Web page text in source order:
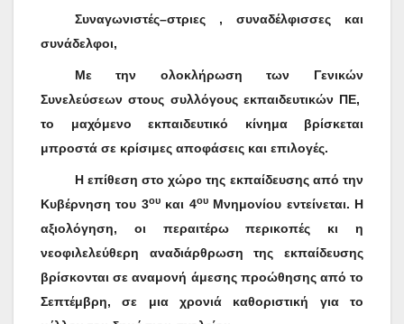
Συναγωνιστές–στριες , συναδέλφισσες και
συνάδελφοι,
Με την ολοκλήρωση των Γενικών
Συνελεύσεων στους συλλόγους εκπαιδευτικών ΠΕ,
το μαχόμενο εκπαιδευτικό κίνημα βρίσκεται
μπροστά σε κρίσιμες αποφάσεις και επιλογές.
Η επίθεση στο χώρο της εκπαίδευσης από την
Κυβέρνηση του 3ουκαι 4ου Μνημονίου εντείνεται. Η
αξιολόγηση, οι περαιτέρω περικοπές κι η
νεοφιλελεύθερη αναδιάρθρωση της εκπαίδευσης
βρίσκονται σε αναμονή άμεσης προώθησης από το
Σεπτέμβρη, σε μια χρονιά καθοριστική για το